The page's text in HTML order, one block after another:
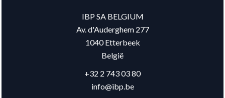
IBP SA BELGIUM
Av. d'Auderghem 277
1040Etterbeek
België
+32 2 743 03 80
info@ibp.be